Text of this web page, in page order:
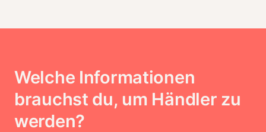
Welche Informationen
brauchst du, um Händler zu
werden?